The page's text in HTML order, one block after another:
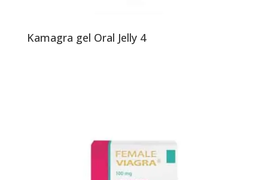
Kamagra gel Oral Jelly 4